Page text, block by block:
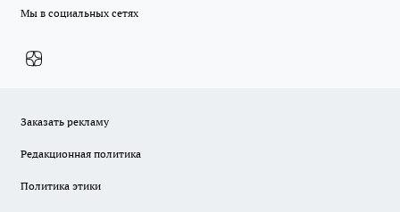
Мы в социальных сетях
Заказать рекламу
Редакционная политика
Политика этики